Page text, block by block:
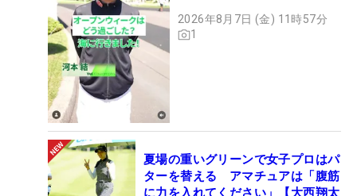
来年のダイヤモンド世代、そしてツアーを引っ張る
存在になるだろう。（文・笠井あかり）
2026年8月7日 (金) 11時57分
1
夏場の重いグリーンで女子プロはパ
ターを替える アマチュアは「腹筋
に力を入れてください」【大西翔太